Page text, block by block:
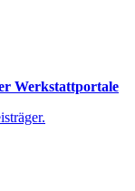
Werkstattportale